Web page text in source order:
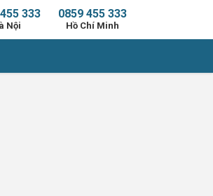
0859 455 333
Hồ Chí Minh
333
Nội